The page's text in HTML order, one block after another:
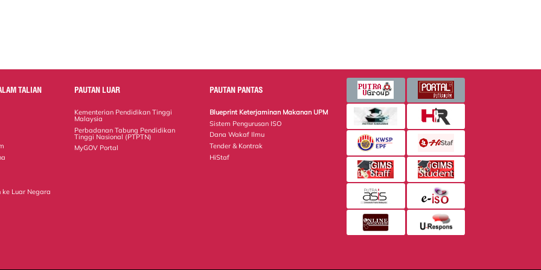
TALIAN
ke Luar Negara
PAUTAN LUAR
Kementerian Pendidikan Tinggi
Malaysia
Perbadanan Tabung Pendidikan
Tinggi Nasional (PTPTN)
MyGOV Portal
PAUTAN PANTAS
Blueprint Keterjaminan Makanan UPM
Sistem Pengurusan ISO
Dana Wakaf Ilmu
Tender & Kontrak
HiStaf